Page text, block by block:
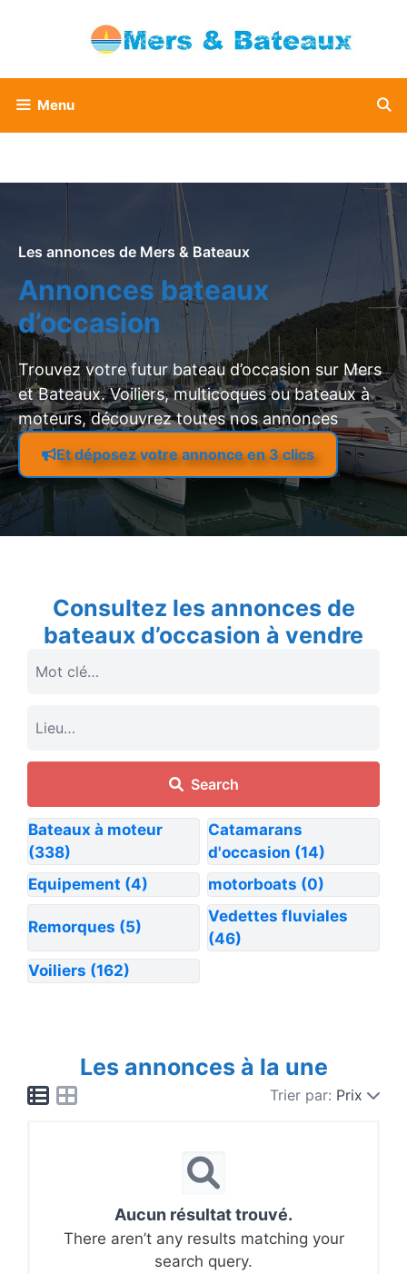
Menu
Les annonces de Mers & Bateaux
Annonces bateaux
d’occasion
Trouvez votre futur bateau d’occasion sur Mers
et Bateaux. Voiliers, multicoques ou bateaux à
moteurs, découvrez toutes nos annonces
Et déposez votre annonce en 3 clics
Consultez les annonces de
bateaux d’occasion à vendre
Search
Bateaux à moteur
(338)
Catamarans
d'occasion (14)
Equipement (4) motorboats (0)
Remorques (5)
Vedettes fluviales
(46)
Voiliers (162)
Les annonces à la une
Trier par: Prix
Aucun résultat trouvé.
There aren’t any results matching your
search query.